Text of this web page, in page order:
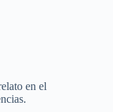
en el